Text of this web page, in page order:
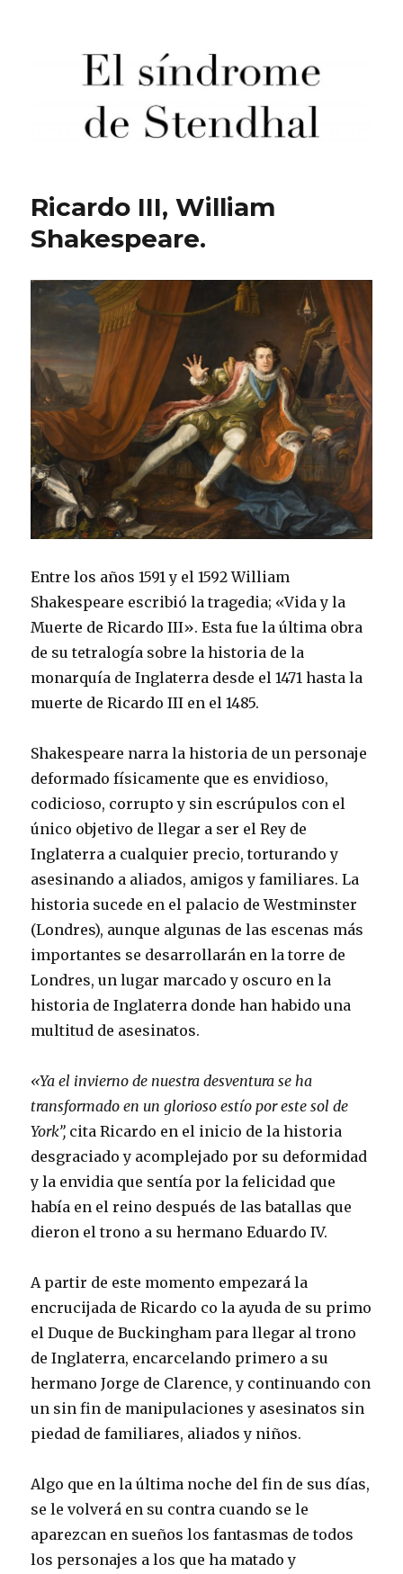
El síndrome de Stendhal
Ricardo III, William
Shakespeare.
Entre los años 1591 y el 1592 William
Shakespeare escribió la tragedia; «Vida y la
Muerte de Ricardo III». Esta fue la última obra
de su tetralogía sobre la historia de la
monarquía de Inglaterra desde el 1471 hasta la
muerte de Ricardo III en el 1485.
Shakespeare narra la historia de un personaje
deformado físicamente que es envidioso,
codicioso, corrupto y sin escrúpulos con el
único objetivo de llegar a ser el Rey de
Inglaterra a cualquier precio, torturando y
asesinando a aliados, amigos y familiares. La
historia sucede en el palacio de Westminster
(Londres), aunque algunas de las escenas más
importantes se desarrollarán en la torre de
Londres, un lugar marcado y oscuro en la
historia de Inglaterra donde han habido una
multitud de asesinatos.
«Ya el invierno de nuestra desventura se ha
transformado en un glorioso estío por este sol de
York”, cita Ricardo en el inicio de la historia
desgraciado y acomplejado por su deformidad
y la envidia que sentía por la felicidad que
había en el reino después de las batallas que
dieron el trono a su hermano Eduardo IV.
A partir de este momento empezará la
encrucijada de Ricardo co la ayuda de su primo
el Duque de Buckingham para llegar al trono
de Inglaterra, encarcelando primero a su
hermano Jorge de Clarence, y continuando con
un sin fin de manipulaciones y asesinatos sin
piedad de familiares, aliados y niños.
Algo que en la última noche del fin de sus días,
se le volverá en su contra cuando se le
aparezcan en sueños los fantasmas de todos
los personajes a los que ha matado y